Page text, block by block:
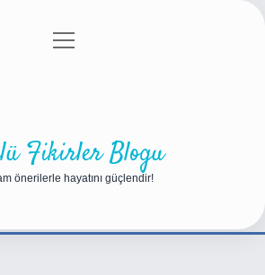
Gizlilik Politikası
menüyü
Fikirler Blogu
önerilerle hayatını güçlendir!